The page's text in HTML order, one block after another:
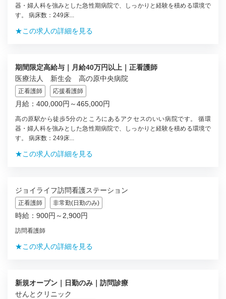
器・婦人科を強みとした急性期病院で、しっかりと経験を積める環境で
す。 病床数：249床...
★この求人の詳細を見る
期間限定高給与｜月給40万円以上｜正看護師
医療法人 新生会 高の原中央病院
正看護師 応援看護師
月給：400,000円～465,000円
高の原駅から徒歩5分のところにあるアクセスのいい病院です。 循環
器・婦人科を強みとした急性期病院で、しっかりと経験を積める環境で
す。 病床数：249床...
★この求人の詳細を見る
ジョイライフ訪問看護ステーション
正看護師 非常勤(日勤のみ)
時給：900円～2,900円
訪問看護師
★この求人の詳細を見る
新規オープン｜日勤のみ｜訪問診療
せんとクリニック